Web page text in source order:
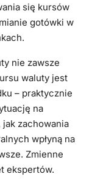
się kursów
gotówki w
nie zawsze
waluty jest
– praktycznie
na
zachowania
wpłyną na
Zmienne
ekspertów.